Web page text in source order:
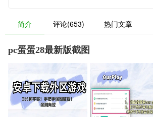
简介 评论(653) 热门文章
pc蛋蛋28最新版截图